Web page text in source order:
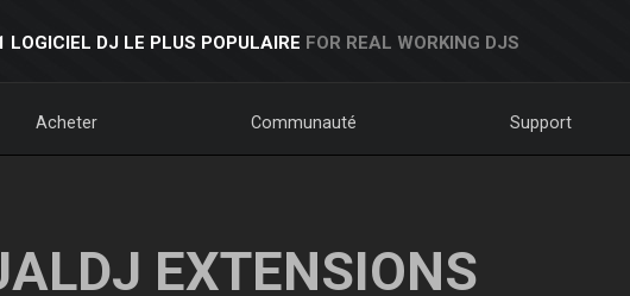
LOGICIEL DJ LE PLUS POPULAIRE FOR REAL WORKING DJS
Acheter Communauté Support
EXTENSIONS